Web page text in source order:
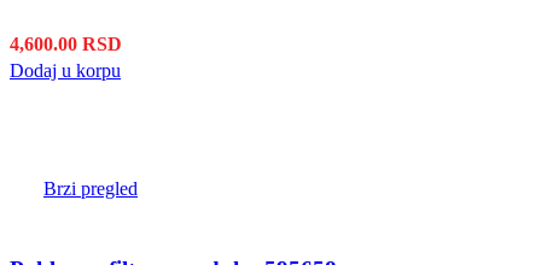
4,600.00 RSD
Dodaj u korpu
Brzi pregled